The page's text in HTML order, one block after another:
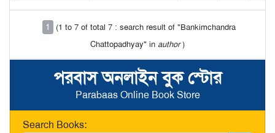
পরবাস অনলাইন বুক স্টোর
Parabaas Online Book Store
Search Books:
1
(1 to 7 of total 7 : search result of "Bankimchandra
Chattopadhyay" in author)